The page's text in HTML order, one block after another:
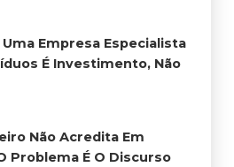
Empresa Especialista
É Investimento, Não
Não Acredita Em
Problema É O Discurso